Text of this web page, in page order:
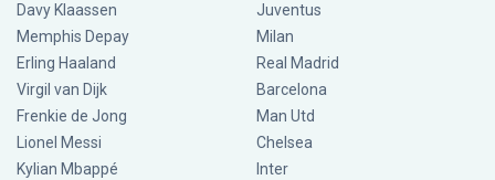
Davy Klaassen
Memphis Depay
Erling Haaland
Virgil van Dijk
Frenkie de Jong
Lionel Messi
Kylian Mbappé
Juventus
Milan
Real Madrid
Barcelona
Man Utd
Chelsea
Inter